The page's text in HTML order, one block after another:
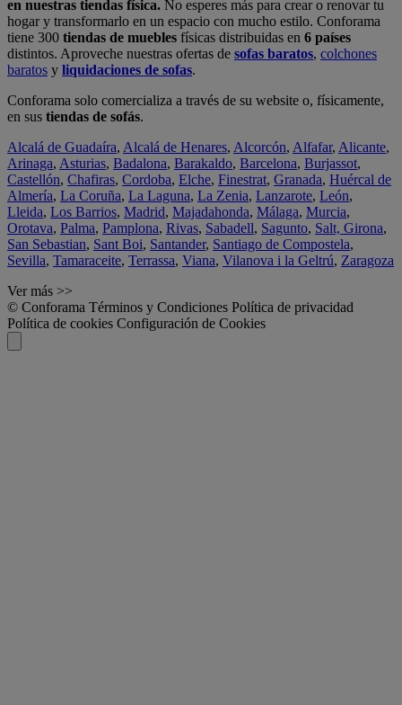
en nuestras tiendas física. No esperes más para crear o renovar tu
hogar y transformarlo en un espacio con mucho estilo. Conforama
tiene 300 tiendas de muebles físicas distribuidas en 6 países
distintos. Aproveche nuestras ofertas de sofas baratos, colchones
baratos y liquidaciones de sofas.
Conforama solo comercializa a través de su website o, físicamente,
en sus tiendas de sofás.
Alcalá de Guadaíra, Alcalá de Henares, Alcorcón, Alfafar, Alicante,
Arinaga, Asturias, Badalona, Barakaldo, Barcelona, Burjassot,
Castellón, Chafiras, Cordoba, Elche, Finestrat, Granada, Huércal de
Almería, La Coruña, La Laguna, La Zenia, Lanzarote, León,
Lleida, Los Barrios, Madrid, Majadahonda, Málaga, Murcia,
Orotava, Palma, Pamplona, Rivas, Sabadell, Sagunto, Salt, Girona,
San Sebastian, Sant Boi, Santander, Santiago de Compostela,
Sevilla, Tamaraceite, Terrassa, Viana, Vilanova i la Geltrú, Zaragoza
Ver más >>
© Conforama Términos y Condiciones Política de privacidad
Política de cookies Configuración de Cookies